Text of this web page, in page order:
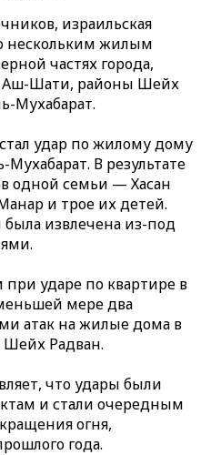
израильская
нескольким жилым
частях города,
Аш-Шати, районы Шейх
Мухабарат.
удар по жилому дому
В результате
одной семьи — Хасан
и трое их детей.
извлечена из-под
при ударе по квартире в
мере два
атак на жилые дома в
Радван.
что удары были
и стали очередным
огня,
года.